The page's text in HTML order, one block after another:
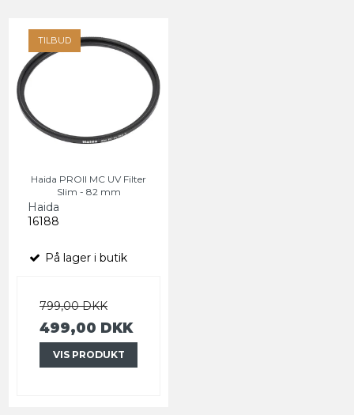
TILBUD
Haida PROII MC UV Filter
Slim - 82 mm
Haida
16188
På lager i butik
799,00 DKK
499,00 DKK
VIS PRODUKT